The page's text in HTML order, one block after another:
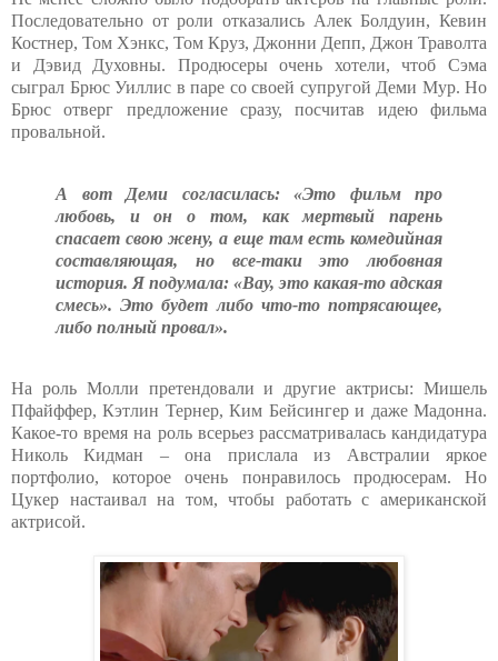
Последовательно от роли отказались Алек Болдуин, Кевин
Костнер, Том Хэнкс, Том Круз, Джонни Депп, Джон Траволта
и Дэвид Духовны. Продюсеры очень хотели, чтоб Сэма
сыграл Брюс Уиллис в паре со своей супругой Деми Мур. Но
Брюс отверг предложение сразу, посчитав идею фильма
провальной.
А вот Деми согласилась: «Это фильм про
любовь, и он о том, как мертвый парень
спасает свою жену, а еще там есть комедийная
составляющая, но все-таки это любовная
история. Я подумала: «Вау, это какая-то адская
смесь». Это будет либо что-то потрясающее,
либо полный провал».
На роль Молли претендовали и другие актрисы: Мишель
Пфайффер, Кэтлин Тернер, Ким Бейсингер и даже Мадонна.
Какое-то время на роль всерьез рассматривалась кандидатура
Николь Кидман – она прислала из Австралии яркое
портфолио, которое очень понравилось продюсерам. Но
Цукер настаивал на том, чтобы работать с американской
актрисой.